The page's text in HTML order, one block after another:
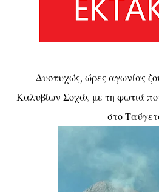
Δυστυχώς, ώρες αγωνίας
Καλυβίων Σοχάς με τη φωτιά
στο